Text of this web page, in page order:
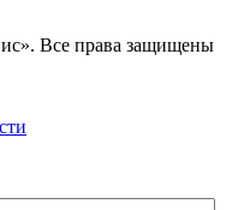
Все права защищены